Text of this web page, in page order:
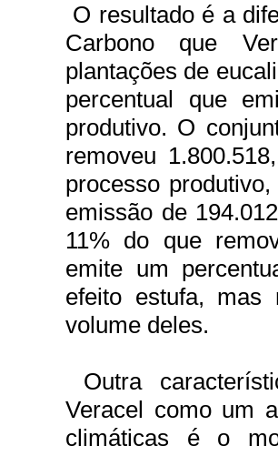
O resultado é a
Carbono que
plantações de
percentual que
produtivo. O
removeu
processo
emissão de
11% do que
emite um
efeito estufa, mas
volume deles.
Outra
Veracel como um
climáticas é o